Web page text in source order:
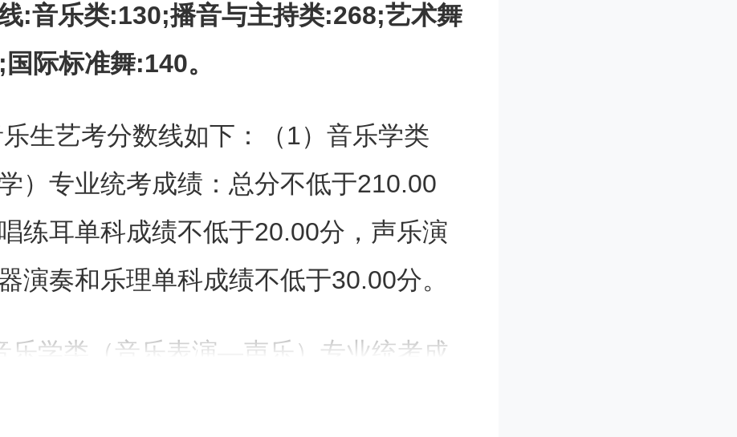
:音乐类:130;播音与主持类:268;艺术舞
际标准舞:140。
生艺考分数线如下：（1）音乐学类
学）专业统考成绩：总分不低于210.00
练耳单科成绩不低于20.00分，声乐演
演奏和乐理单科成绩不低于30.00分。
乐学类（音乐表演—声乐）专业统考成